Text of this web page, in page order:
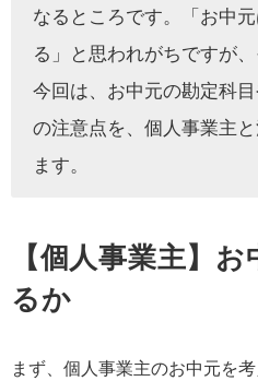
なるところです。「お中
る」と思われがちですが
今回は、お中元の勘定科
の注意点を、個人事業主
ます。
【個人事業主】
るか
まず、個人事業主のお中元を